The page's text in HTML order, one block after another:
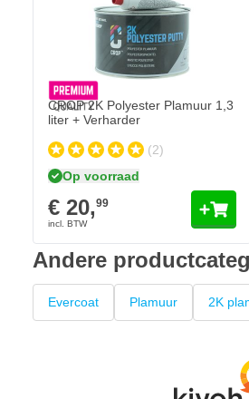
CROP 2K Polyester Plamuur 1,3
liter + Verharder
(2)
Op voorraad
€ 20,99
Andere
Evercoat Plamuur 2K